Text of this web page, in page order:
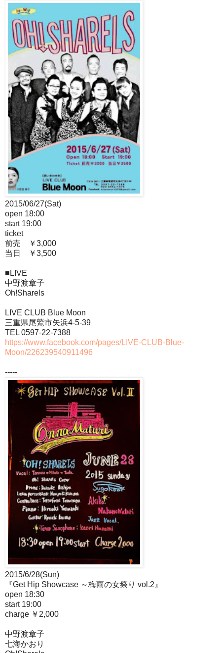
2015/06/27(Sat)
open 18:00
start 19:00
ticket
前売 ￥3,000
当日 ￥3,500
■LIVE
中野渡章子
Oh!Sharels
LIVE CLUB Blue Moon
三重県尾鷲市矢浜4-5-39
TEL 0597-22-7388
https://www.facebook.com/pages/LIVE-CLUB-Blue-
Moon/226239540911496
-----
2015/6/28(Sun)
『Get Hip Showcase ～梅雨の女祭り vol.2』
open 18:30
start 19:00
charge ￥2,000
中野渡章子
七海かおり